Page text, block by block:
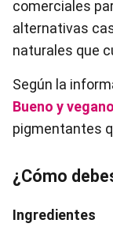
comerciales
alternativas
naturales que
Según la
Bueno y vegano
pigmentantes
¿Cómo
Ingredientes